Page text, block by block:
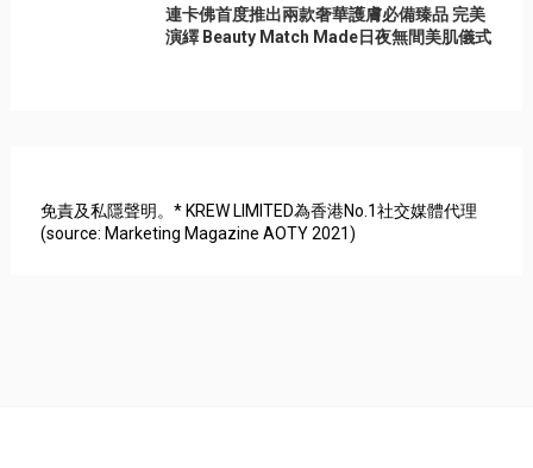
連卡佛首度推出兩款奢華護膚必備臻品 完美
演繹 Beauty Match Made日夜無間美肌儀式
免責及私隱聲明。* KREW LIMITED為香港No.1社交媒體代理
(source: Marketing Magazine AOTY 2021)